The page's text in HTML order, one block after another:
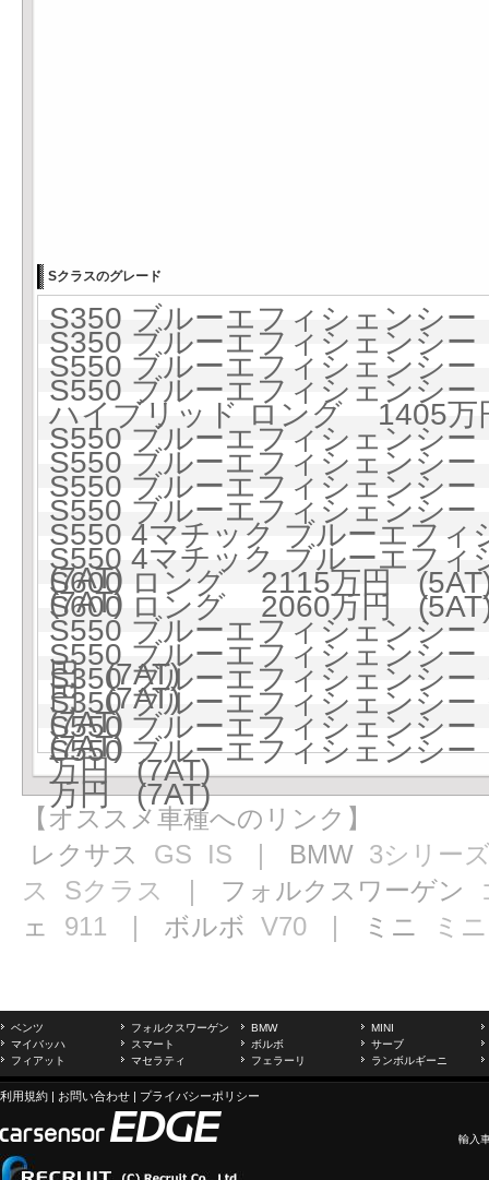
Sクラスのグレード
S350 ブルーエフィシェンシ
S350 ブルーエフィシェンシ
S550 ブルーエフィシェンシ
S550 ブルーエフィシェンシ
ハイブリッド ロング 1405
S550 ブルーエフィシェンシ
S550 ブルーエフィシェンシ
S550 ブルーエフィシェンシ
S550 ブルーエフィシェンシ
S550 4マチック ブルーエフ
(7AT)
S550 4マチック ブルーエフ
(7AT)
S600 ロング 2115万円
S600 ロング 2060万円
S550 ブルーエフィシェンシ
円 (7AT)
S550 ブルーエフィシェンシ
円 (7AT)
S350 ブルーエフィシェンシ
(7AT)
S350 ブルーエフィシェンシ
(7AT)
S550 ブルーエフィシェンシ
万円 (7AT)
S550 ブルーエフィシェンシ
万円 (7AT)
【オススメ車種へのリンク】
レクサス GS IS ｜ BMW 3シリー
ス
Sクラス ｜ フォルクスワーゲン
ェ 911 ｜ ボルボ V70 ｜ ミニ ミニ
ベンツ フォルクスワーゲン BMW
MINI
マイバッハ
スマート ボルボ
サーブ
フィアット
マセラティ フェラーリ ランボルギーニ
利用規約 | お問い合わせ | プライバシーポリシー
輸入